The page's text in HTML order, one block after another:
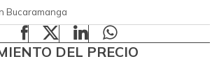
Bucaramanga
DEL PRECIO